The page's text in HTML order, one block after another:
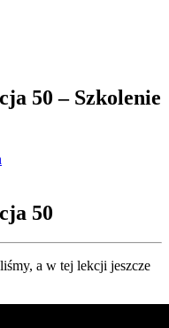
50 – Szkolenie
50
a w tej lekcji jeszcze